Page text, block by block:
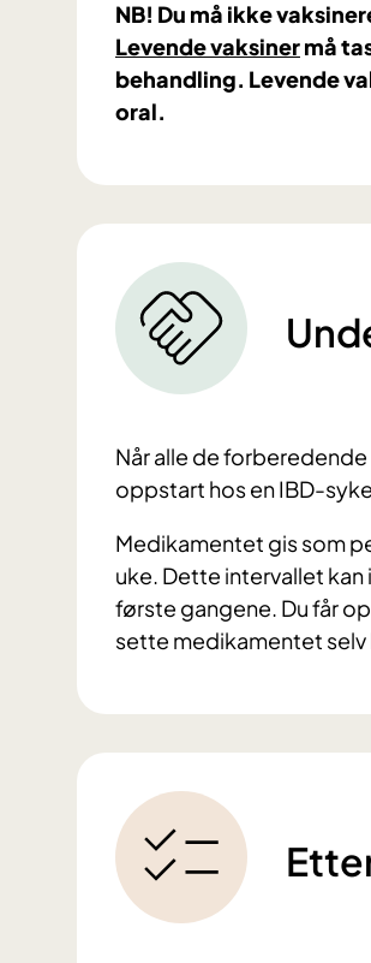
NB! Du må ikke
Levende vaksinermå
behandling. Levende
oral.
Når alle de
oppstart hos en IBD-
Medikamentet gis som
uke. Dette intervallet
første gangene. Du får
sette medikamentet selv